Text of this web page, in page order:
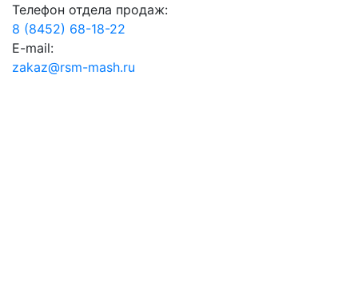
Телефон отдела продаж:
8 (8452) 68-18-22
E-mail:
zakaz@rsm-mash.ru